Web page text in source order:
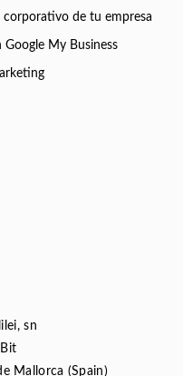
de tu empresa
Google My Business
sn
Mallorca (Spain)